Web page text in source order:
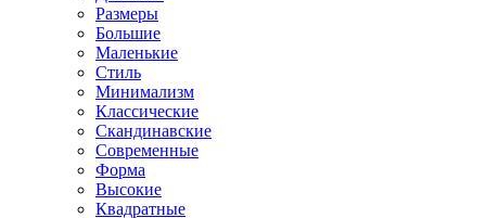
Размеры
Большие
Маленькие
Стиль
Минимализм
Классические
Скандинавские
Современные
Форма
Высокие
Квадратные